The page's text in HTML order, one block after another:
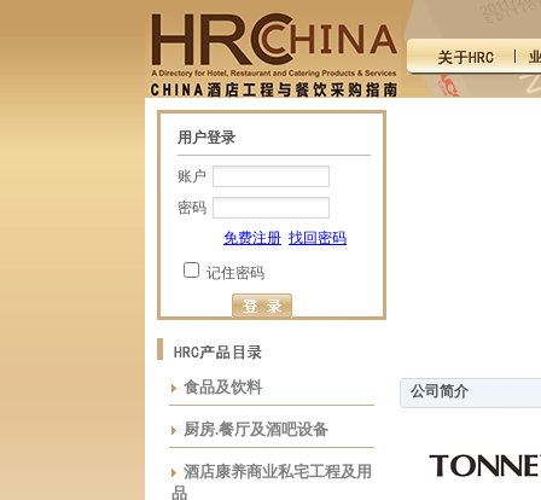
用户登录
账户
密码
免费注册 找回密码
记住密码
食品及饮料
厨房.餐厅及酒吧设备
酒店康养商业私宅工程及用
品
公司简介